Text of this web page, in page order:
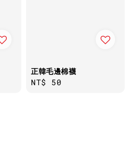
正韓毛邊棉襪
Regular
NT$ 50